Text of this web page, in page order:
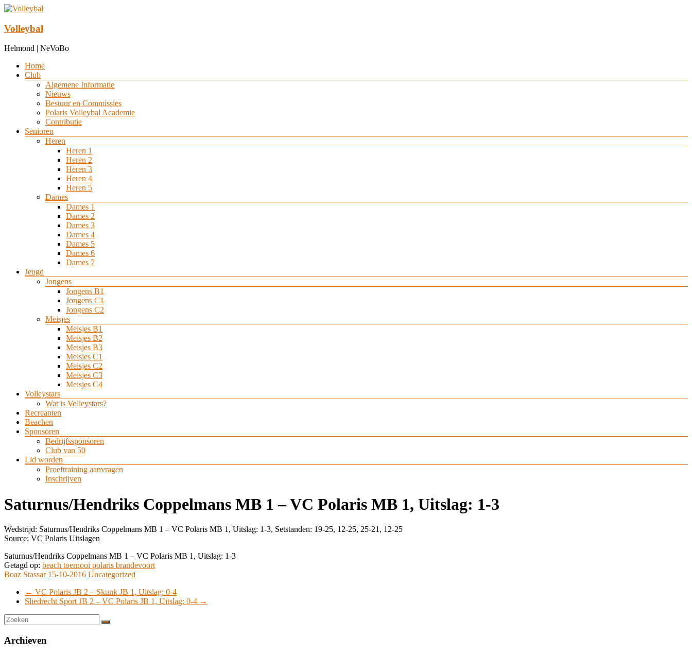
Ga
de
inhoud
Volleybal
Helmond | NeVoBo
Menu
Home
Club
Algemene Informatie
Nieuws
Bestuur en Commissies
Polaris Volleybal Academie
Contributie
Senioren
Heren
Heren 1
Heren 2
Heren 3
Heren 4
Heren 5
Dames
Dames 1
Dames 2
Dames 3
Dames 4
Dames 5
Dames 6
Dames 7
Jeugd
Jongens
Jongens B1
Jongens C1
Jongens C2
Meisjes
Meisjes B1
Meisjes B2
Meisjes B3
Meisjes C1
Meisjes C2
Meisjes C3
Meisjes C4
Volleystars
Wat is Volleystars?
Recreanten
Beachen
Sponsoren
Bedrijfssponsoren
Club van 50
Lid worden
Proeftraining aanvragen
Inschrijven
Saturnus/Hendriks Coppelmans MB 1 – VC Polaris MB 1, Uitslag: 1-3
Wedstrijd: Saturnus/Hendriks Coppelmans MB 1 – VC Polaris MB 1, Uitslag: 1-3, Setstanden: 19-25, 12-25, 25-21, 12-25
Source: VC Polaris Uitslagen
Saturnus/Hendriks Coppelmans MB 1 – VC Polaris MB 1, Uitslag: 1-3
Getagd op: beach toernooi polaris brandevoort
Boaz Stassar 15-10-2016 Uncategorized
← VC Polaris JB 2 – Skunk JB 1, Uitslag: 0-4
Sliedrecht Sport JB 2 – VC Polaris JB 1, Uitslag: 0-4 →
Archieven